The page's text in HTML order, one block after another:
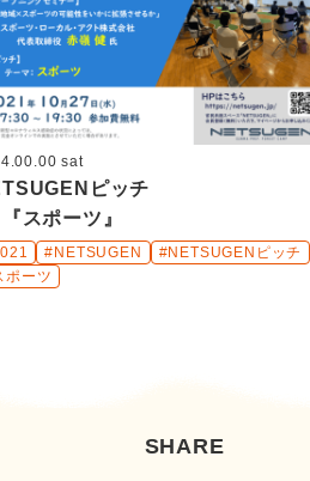
sat
ピッチ
スポーツ』
#NETSUGEN
#NETSUGENピッチ
ポーツ
SHARE